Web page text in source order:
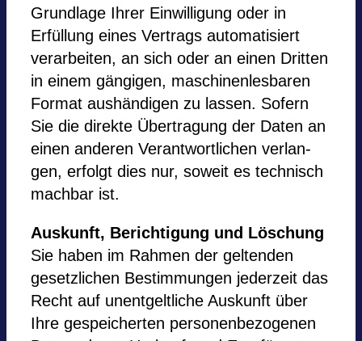
Grund­lage Ihrer Ein­wil­li­gung oder in
Erfüllung eines Ver­trags auto­ma­ti­siert
ver­ar­bei­ten, an sich oder an einen Drit­ten
in einem gän­gi­gen, maschi­nen­les­ba­ren
For­mat aus­hän­di­gen zu las­sen. Sofern
Sie die direkte Über­tra­gung der Daten an
einen ande­ren Ver­ant­wort­li­chen ver­lan­
gen, erfolgt dies nur, soweit es tech­nisch
mach­bar ist.
Aus­kunft, Berich­ti­gung und Löschung
Sie haben im Rah­men der gel­ten­den
gesetz­li­chen Bestim­mun­gen jeder­zeit das
Recht auf unent­gelt­li­che Aus­kunft über
Ihre gespei­cher­ten per­so­nen­be­zo­ge­nen